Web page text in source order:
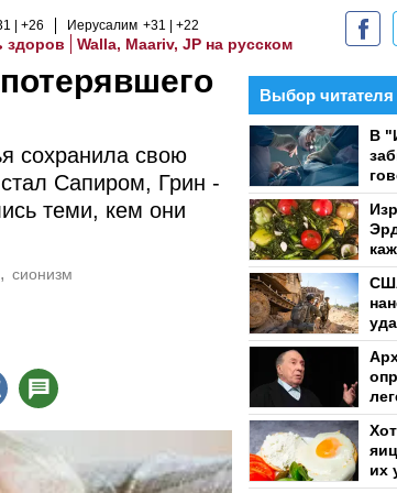
+26 Иерусалим +31 +22
здоров Walla, Maariv, JP на русском
сохранила свою
Сапиром, Грин -
теми, кем они
сионизм
Выбор читателя
В
их